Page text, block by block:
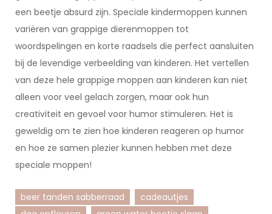
een beetje absurd zijn. Speciale kindermoppen kunnen
variëren van grappige dierenmoppen tot
woordspelingen en korte raadsels die perfect aansluiten
bij de levendige verbeelding van kinderen. Het vertellen
van deze hele grappige moppen aan kinderen kan niet
alleen voor veel gelach zorgen, maar ook hun
creativiteit en gevoel voor humor stimuleren. Het is
geweldig om te zien hoe kinderen reageren op humor
en hoe ze samen plezier kunnen hebben met deze
speciale moppen!
beer tanden sabberraad
cadeautjes